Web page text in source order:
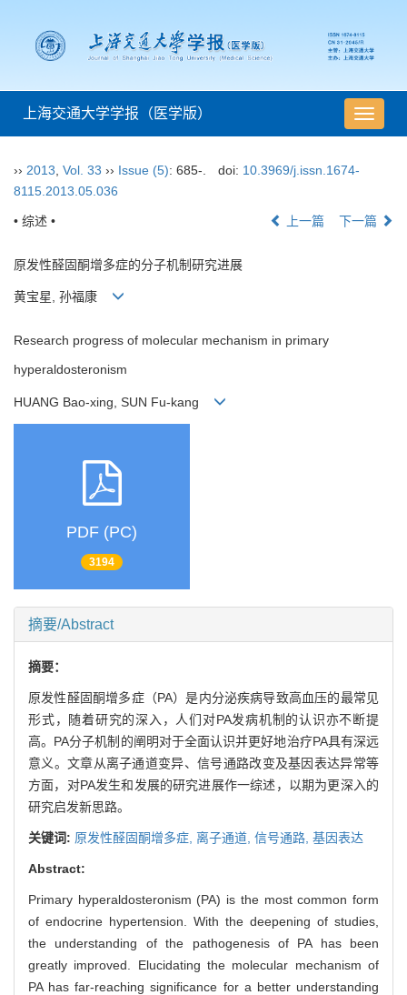
导
航
上海交通大学学报（医学版）
›› 2013 Vol. 33 ›› Issue (5): 685-. doi: 10.3969/j.issn.1674-
8115.2013.05.036
• 综述 • 上一篇 下一篇
原发性醛固酮增多症的分子机制研究进展
黄宝星, 孙福康
Research progress of molecular mechanism in primary
hyperaldosteronism
HUANG Bao-xing, SUN Fu-kang
PDF (PC)
3194
摘要/Abstract
摘要：
原发性醛固酮增多症（PA）是内分泌疾病导致高血压的最常见
形式，随着研究的深入，人们对PA发病机制的认识亦不断提
高。PA分子机制的阐明对于全面认识并更好地治疗PA具有深远
意义。文章从离子通道变异、信号通路改变及基因表达异常等
方面，对PA发生和发展的研究进展作一综述，以期为更深入的
研究启发新思路。
关键词: 原发性醛固酮增多症, 离子通道, 信号通路, 基因表达
Abstract:
Primary hyperaldosteronism (PA) is the most common form
of endocrine hypertension. With the deepening of studies,
the understanding of the pathogenesis of PA has been
greatly improved. Elucidating the molecular mechanism of
PA has far-reaching significance for a better understanding